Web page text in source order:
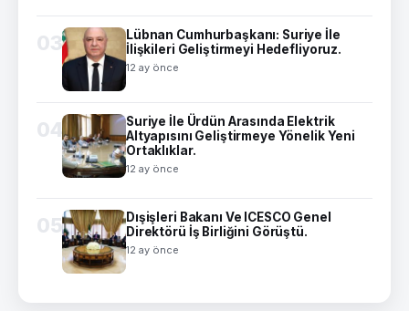
03
Lübnan Cumhurbaşkanı: Suriye İle
İlişkileri Geliştirmeyi Hedefliyoruz.
12 ay önce
04
Suriye İle Ürdün Arasında Elektrik
Altyapısını Geliştirmeye Yönelik Yeni
Ortaklıklar.
12 ay önce
05
Dışişleri Bakanı Ve ICESCO Genel
Direktörü İş Birliğini Görüştü.
12 ay önce